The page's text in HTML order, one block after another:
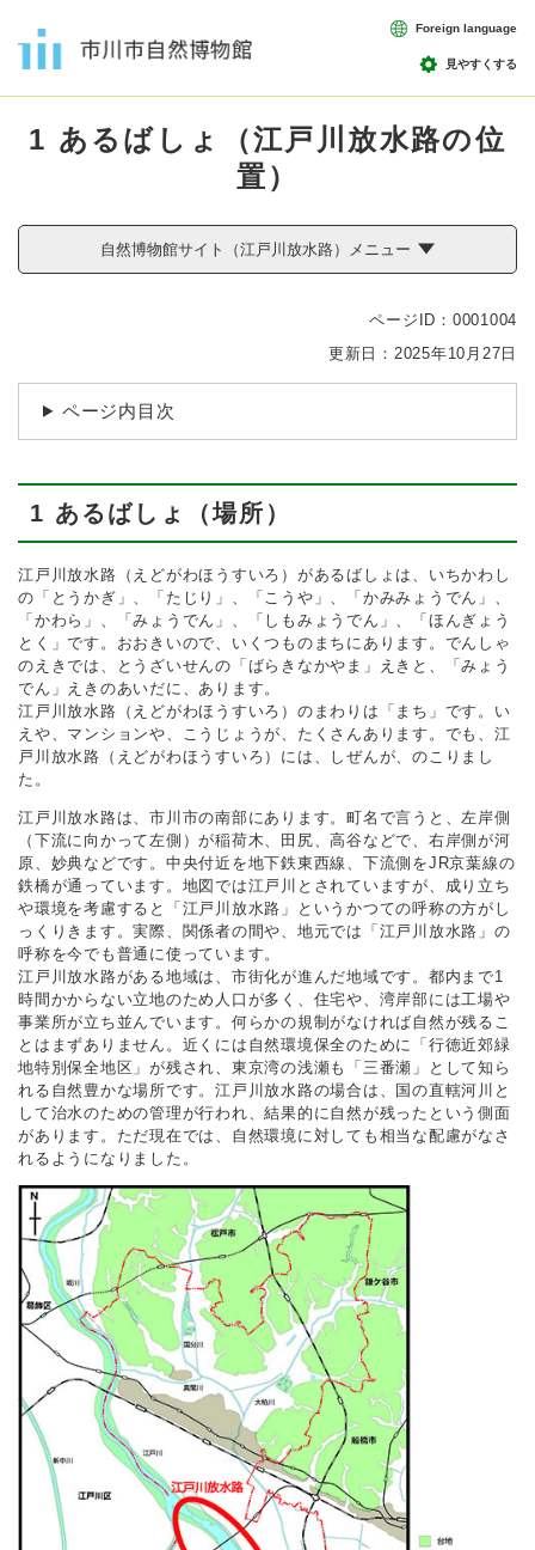
見やすくする
Foreign language
1 あるばしょ（江戸川放水路の位
置）
自然博物館サイト（江戸川放水路）メニュー
ページID：0001004
更新日：2025年10月27日
ページ内目次
1 あるばしょ（場所）
江戸川放水路（えどがわほうすいろ）があるばしょは、いちかわし
の「とうかぎ」、「たじり」、「こうや」、「かみみょうでん」、
「かわら」、「みょうでん」、「しもみょうでん」、「ほんぎょう
とく」です。おおきいので、いくつものまちにあります。でんしゃ
のえきでは、とうざいせんの「ばらきなかやま」えきと、「みょう
でん」えきのあいだに、あります。
江戸川放水路（えどがわほうすいろ）のまわりは「まち」です。い
えや、マンションや、こうじょうが、たくさんあります。でも、江
戸川放水路（えどがわほうすいろ）には、しぜんが、のこりまし
た。
江戸川放水路は、市川市の南部にあります。町名で言うと、左岸側
（下流に向かって左側）が稲荷木、田尻、高谷などで、右岸側が河
原、妙典などです。中央付近を地下鉄東西線、下流側をJR京葉線の
鉄橋が通っています。地図では江戸川とされていますが、成り立ち
や環境を考慮すると「江戸川放水路」というかつての呼称の方がし
っくりきます。実際、関係者の間や、地元では「江戸川放水路」の
呼称を今でも普通に使っています。
江戸川放水路がある地域は、市街化が進んだ地域です。都内まで1
時間かからない立地のため人口が多く、住宅や、湾岸部には工場や
事業所が立ち並んでいます。何らかの規制がなければ自然が残るこ
とはまずありません。近くには自然環境保全のために「行徳近郊緑
地特別保全地区」が残され、東京湾の浅瀬も「三番瀬」として知ら
れる自然豊かな場所です。江戸川放水路の場合は、国の直轄河川と
して治水のための管理が行われ、結果的に自然が残ったという側面
があります。ただ現在では、自然環境に対しても相当な配慮がなさ
れるようになりました。